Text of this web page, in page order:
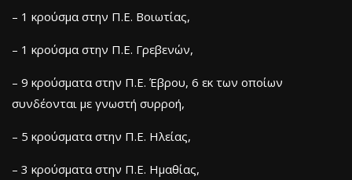
– 1 κρούσμα στην Π.Ε. Βοιωτίας,
– 1 κρούσμα στην Π.Ε. Γρεβενών,
– 9 κρούσματα στην Π.Ε. Έβρου, 6 εκ των οποίων
συνδέονται με γνωστή συρροή,
– 5 κρούσματα στην Π.Ε. Ηλείας,
– 3 κρούσματα στην Π.Ε. Ημαθίας,